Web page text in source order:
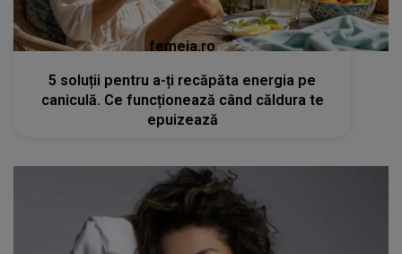
femeia.ro
5 soluții pentru a-ți recăpăta energia pe
caniculă. Ce funcționează când căldura te
epuizează